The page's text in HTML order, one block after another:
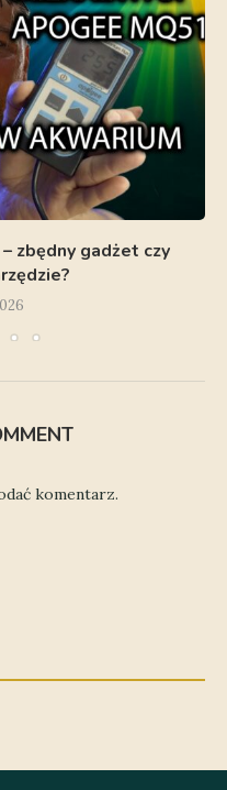
zbędny gadżet czy
komentarz.